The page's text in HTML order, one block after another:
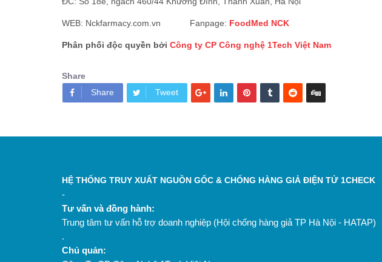
WEB: Nckfarmacy.com.vn Fanpage: FoodMed NCK
Phân phối độc quyền bởi Công ty CP Công nghệ 1Tech Việt Nam
Share
Share
Tweet
HỆ THỐNG TRUY XUẤT NGUỒN GỐC & CHỐNG HÀNG GIẢ ĐIỆN TỬ 1CHECK
-
Tư vấn và đồng hành:
Trung tâm tư vấn hỗ trợ doanh nghiệp (Hội chống hàng giả TP Hà Nội - HATAP)
.
Chủ quản: